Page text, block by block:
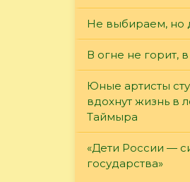
Не выбираем, но
В огне не горит,
Юные артисты
вдохнут жизнь в
Таймыра
«Дети России —
государства»